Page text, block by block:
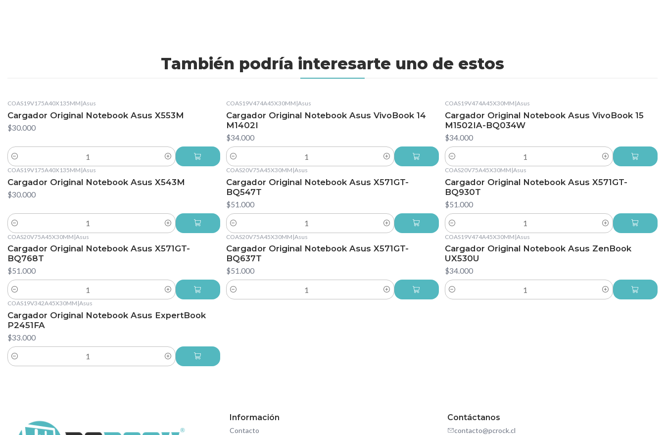
También podría interesarte uno de estos
COAS19V175A40X135MM |Asus
Cargador Original Notebook Asus X553M
$30.000
Cantidad
COAS19V474A45X30MM |Asus
Cargador Original Notebook Asus VivoBook 14
M1402I
$34.000
Cantidad
COAS19V474A45X30MM |Asus
Cargador Original Notebook Asus VivoBook 15
M1502IA-BQ034W
$34.000
Cantidad
COAS19V175A40X135MM |Asus
Cargador Original Notebook Asus X543M
$30.000
Cantidad
COAS20V75A45X30MM |Asus
Cargador Original Notebook Asus X571GT-
BQ547T
$51.000
Cantidad
COAS20V75A45X30MM |Asus
Cargador Original Notebook Asus X571GT-
BQ930T
$51.000
Cantidad
COAS20V75A45X30MM |Asus
Cargador Original Notebook Asus X571GT-
BQ768T
$51.000
Cantidad
COAS20V75A45X30MM |Asus
Cargador Original Notebook Asus X571GT-
BQ637T
$51.000
Cantidad
COAS19V474A45X30MM |Asus
Cargador Original Notebook Asus ZenBook
UX530U
$34.000
Cantidad
COAS19V342A45X30MM |Asus
Cargador Original Notebook Asus ExpertBook
P2451FA
$33.000
Cantidad
Información
Contacto
Contáctanos
contacto@pcrock.cl